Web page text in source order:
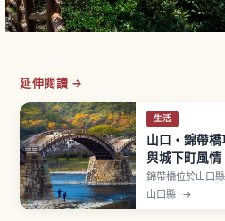
延伸閱讀 →
生活
山口・錦帶
與城下町風情
錦帶橋位於山口
大名橋」之一的
川廣嘉於江戶時
山口縣 →